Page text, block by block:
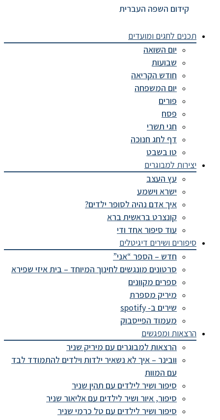
קידום השפה העברית
תכנים לחגים ומועדים
יום השואה
שבועות
חודש הקריאה
יום המשפחה
פורים
פסח
חגי תשרי
דף לחג חנוכה
טו בשבט
יצירות למבוגרים
עץ העצב
ישרא וישמע
איך אדם נהיה לסופר ילדים?
קונצרט בראשית ברא
עוד סיפור אחד ודי
סיפורים ושירים דיגיטלים
חדש – הספר “אני”
סרטונים מונגשים לחינוך המיוחד – בית איזי שפירא
ספרים מקוונים
מיריק מספרת
שירים ב- spotify
מעמוד הפייסבוק
הרצאות ומפגשים
הרצאות למבוגרים עם מיריק שניר
וובינר – איך לא נשאיר ילדות וילדים להתמודד לבד
עם המוות
סיפור ושיר לילדים עם תהין שניר
סיפור, איור ושיר לילדים עם אליאור שניר
סיפור ושיר לילדים עם טל כרמי שניר